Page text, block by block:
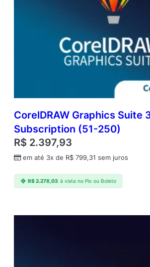
CorelDRAW Graphics Suite
Subscription (51-250)
R$ 2.397,93
em até 3x de R$ 799,31 sem juros
R$2.278,03 à vista no Pix ou Boleto